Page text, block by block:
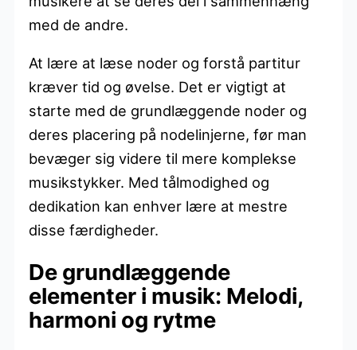
med de andre.
At lære at læse noder og forstå partitur
kræver tid og øvelse. Det er vigtigt at
starte med de grundlæggende noder og
deres placering på nodelinjerne, før man
bevæger sig videre til mere komplekse
musikstykker. Med tålmodighed og
dedikation kan enhver lære at mestre
disse færdigheder.
De grundlæggende
elementer i musik: Melodi,
harmoni og rytme